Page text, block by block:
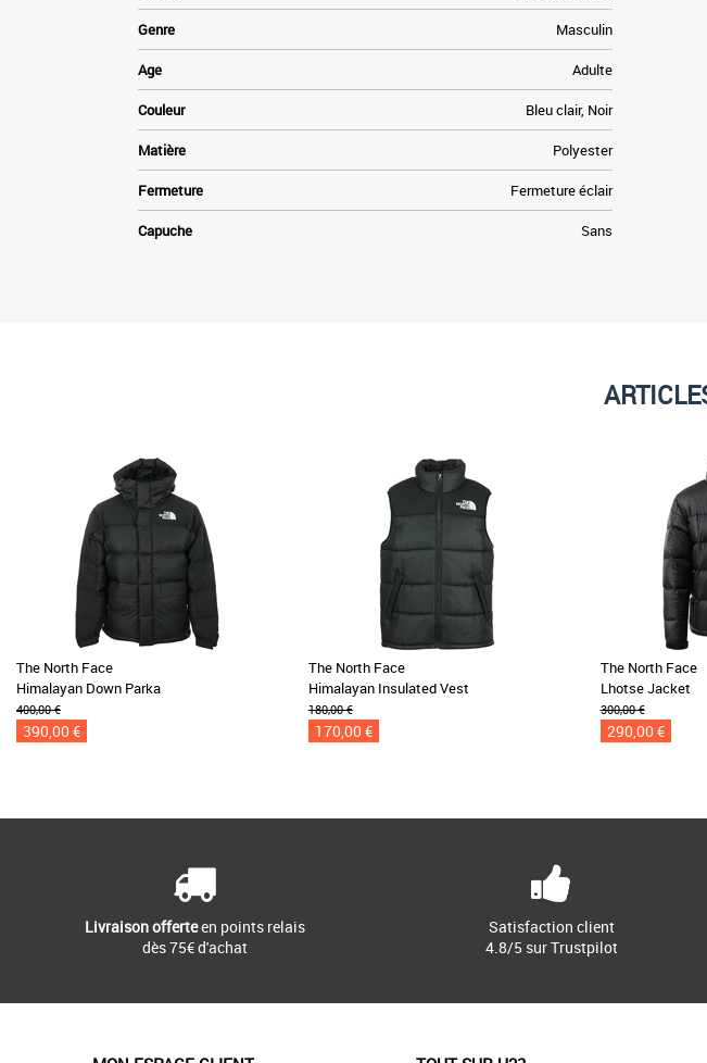
Genre Masculin
Age Adulte
Couleur Bleu clair, Noir
Matière Polyester
Fermeture Fermeture éclair
Capuche Sans
The North Face
Himalayan Down Parka
400,00 €
390,00 €
The North Face
Himalayan Insulated Vest
180,00 €
170,00 €
The North Face
Lhotse Jacket
300,00 €
290,00 €
Livraison offerteen points relais
dès 75€ d'achat
Satisfaction client
4.8/5 sur Trustpilot